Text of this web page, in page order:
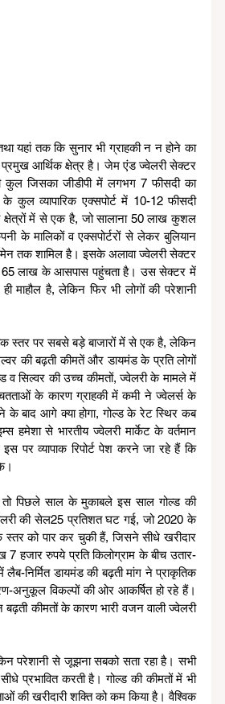
यहां तक कि सुनार भी ग्राहकी न न होने का
प्रमुख आर्थिक क्षेत्र है। जेम एंड ज्वेलरी सेक्टर
कुल जिसका जीडीपी में लगभग 7 फीसदी का
व्यापारिक एक्सपोर्ट में 10-12 फीसदी
में से एक है, जो सालाना 50 लाख कुशल
के मालिकों व एक्सपोर्टरों से लेकर बुलियान
तक शामिल है। इसके अलावा ज्वेलरी सेक्टर
65 लाख के आसपास पहुंचता है। उस सेक्टर में
माहौल है, लेकिन फिर भी लोगों की परेशानी
स्तर पर सबसे बड़े बाजारों में से एक है, लेकिन
की बढ़ती कीमतें और डायमंड के प्रति लोगों
सिल्वर की उच्च कीमतों, ज्वेलरी के मामले में
के कारण ग्राहकी में कमी ने ज्वेलर्स के
के बाद आगे क्या होगा, गोल्ड के रेट स्थिर कब
से भारतीय ज्वेलरी मार्केट के वर्तमान
पर व्यापाक रिपोर्ट पेश करने जा रहे हैं कि
तो पिछले साल के मुकाबले इस साल गोल्ड की
की सेल25 प्रतिशत घट गई, जो 2020 के
को पार कर चुकी हैं, जिसने सीधे खरीदार
7 हजार रुपये प्रति किलोग्राम के बीच उतार-
निर्मित डायमंड की बढ़ती मांग ने प्राकृतिक
अनुकूल विकल्पों की ओर आकर्षित हो रहे हैं।
कीमतों के कारण भारी वजन वाली ज्वेलरी
परेशानी से जूझना सबको सता रहा है। सभी
प्रभावित करती है। गोल्ड की कीमतों में भी
की खरीदारी शक्ति को कम किया है। वैश्विक